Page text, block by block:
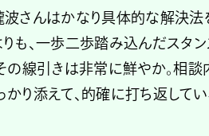
波さんはかなり具体的な解決法
も、一歩二歩踏み込んだスタン
の線引きは非常に鮮やか。相談
り添えて、的確に打ち返してい